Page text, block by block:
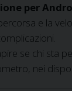
per
e la
se chi
nei